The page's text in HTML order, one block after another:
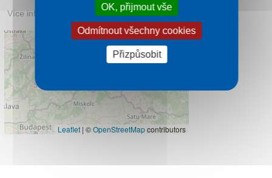
Více informací: kosice.sk
Leaflet | ©OpenStreetMapcontributors
OK, přijmout vše
Odmítnout všechny cookies
Přizpůsobit